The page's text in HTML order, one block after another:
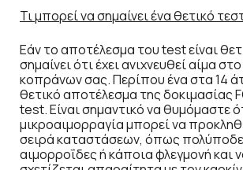
Τι μπορεί να σημαίνει ένα θετικό
Εάν το αποτέλεσμα του test είναι
σημαίνει ότι έχει ανιχνευθεί αίμα
κοπράνων σας. Περίπου ένα στα 14
θετικό αποτέλεσμα της δοκιμασίας
test. Είναι σημαντικό να θυμόμαστε
μικροαιμορραγία μπορεί να
σειρά καταστάσεων, όπως
αιμορροΐδες ή κάποια φλεγμονή και